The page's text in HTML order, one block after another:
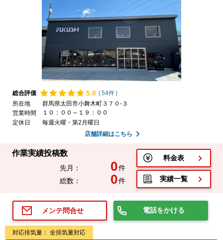
総合評価 5.0 (54件)
所在地
群馬県太田市小舞木町３７０-３
営業時間
１０：００～１９：００
定休日
毎週火曜・第2月曜日
店舗詳細はこちら
作業実績投稿数
先月： 0件
総数：
0件
料金表
実績一覧
メンテ問合せ 電話をかける
対応排気量： 全排気量対応